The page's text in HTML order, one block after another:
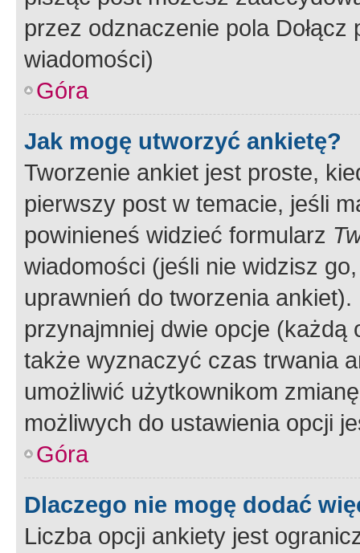
przez odznaczenie pola
wiadomości)
Góra
Jak mogę utworzyć ankietę?
Tworzenie ankiet jest proste,
pierwszy post w temacie, jeśli
powinieneś widzieć formularz
wiadomości (jeśli nie widzisz
uprawnień do tworzenia
przynajmniej dwie opcje
także wyznaczyć czas trwania
umożliwić użytkownikom
możliwych do ustawienia opcji
Góra
Dlaczego nie mogę dodać
Liczba opcji ankiety jest